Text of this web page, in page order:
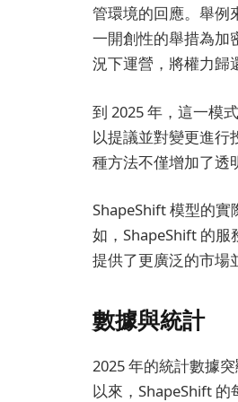
管環境的回應。舉例
一開創性的舉措為加
況下運營，將權力歸
到 2025 年，這一模
以提議並對變更進行
種方法不僅增加了透
ShapeShift 模型的
如，ShapeShift 的
提供了更廣泛的市場
數據與統計
2025 年的統計數據
以來，ShapeShift